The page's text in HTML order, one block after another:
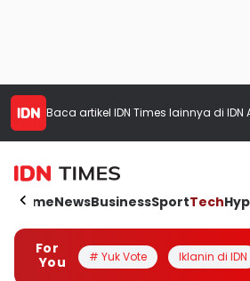
Baca artikel IDN Times lainnya di IDN
HomeNewsBusinessSportTech
For
You
# Yuk Vote Iklanin di IDN